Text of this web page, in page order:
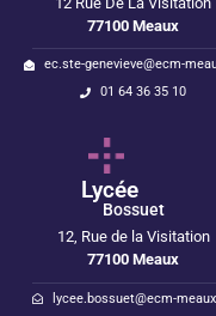
77100 Meaux
ec.ste-genevieve@ecm-
01 64 36 35 10
Lycée
Bossuet
12, Rue de la Visitation
77100 Meaux
lycee.bossuet@ecm-